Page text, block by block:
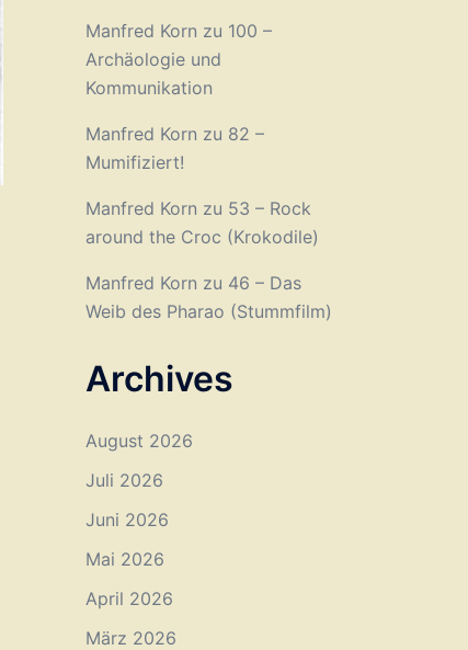
Manfred Korn zu 100 –
Archäologie und
Kommunikation
Manfred Korn zu 82 –
Mumifiziert!
Manfred Korn zu 53 – Rock
around the Croc (Krokodile)
Manfred Korn zu 46 – Das
Weib des Pharao (Stummfilm)
Archives
August 2026
Juli 2026
Juni 2026
Mai 2026
April 2026
März 2026